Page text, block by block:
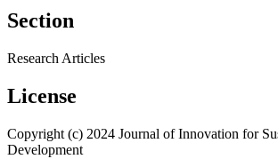
Section
Research Articles
License
Copyright (c) 2024 Journal of Innovation for
Development